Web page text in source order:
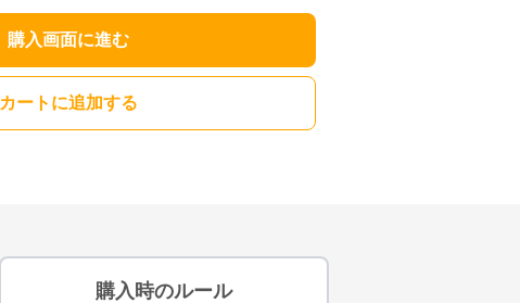
購入画面に進む
カートに追加する
購入時のルール